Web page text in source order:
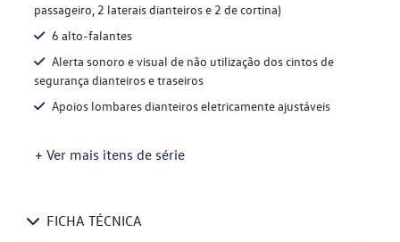
passageiro, 2 laterais dianteiros e 2 de cortina)
6 alto-falantes
Alerta sonoro e visual de não utilização dos cintos de
segurança dianteiros e traseiros
Apoios lombares dianteiros eletricamente ajustáveis
+ Ver mais itens de série
FICHA TÉCNICA